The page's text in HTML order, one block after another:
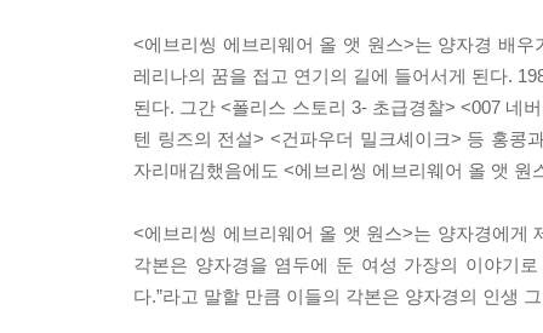
<에브리씽 에브리웨어 올 앳 원스>는 양자경 배
레리나의 꿈을 접고 연기의 길에 들어서게 된다.
된다. 그간 <폴리스 스토리 3- 초급경찰> <007 네
텐 링즈의 전설> <건파우더 밀크셰이크> 등 홍콩
자리매김했음에도 <에브리씽 에브리웨어 올 앳
<에브리씽 에브리웨어 올 앳 원스>는 양자경에게
각본은 양자경을 염두에 둔 여성 가장의 이야기
다.”라고 말할 만큼 이들의 각본은 양자경의 인생